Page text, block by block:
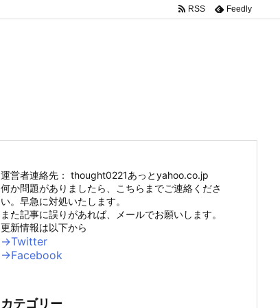
RSS Feedly
運営者連絡先： thought0221あっとyahoo.co.jp
何か問題がありましたら、こちらまでご連絡くださ
い。早急に対処いたします。
また記事に誤りがあれば、メールでお願いします。
更新情報は以下から
→Twitter
→Facebook
カテゴリー